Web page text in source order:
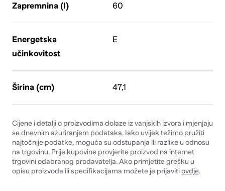
Zapremnina (l) 60
Energetska
učinkovitost
E
Širina (cm) 47,1
Cijene i detalji o proizvodima dolaze iz vanjskih izvora i mjenjaju
se dnevnim ažuriranjem podataka. Iako uvijek težimo pružiti
najtočnije podatke, moguća su odstupanja ili razlike u odnosu
na trgovinu. Prije kupovine provjerite proizvod na internet
trgovini odabranog prodavatelja. Ako primjetite grešku u
opisu proizvoda ili specifikacijama možete je prijavitiovdje.